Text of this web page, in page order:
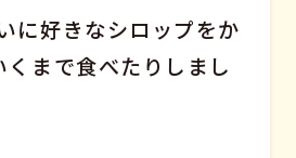
に好きなシロップをか
くまで食べたりしまし